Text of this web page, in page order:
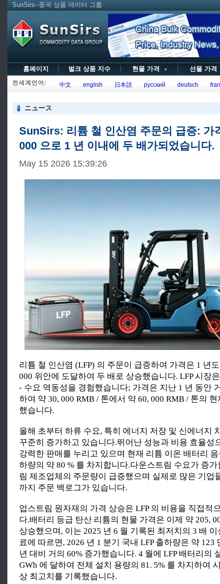
SunSirs--중국 상품 데이터 그룹
홈페이지 벌크 상품 지수 현물 가격 ▼ 선물 가
전세계언어: 中文 english 日本語 русский deutsch
ニュース
SunSirs: 리튬 철 인산염 주문의 급증: 가
000 으로 1 년 이내에 두 배가되었습니다.
May 15 2026 15:39:26
리튬 철 인산염 (LFP) 의 주문이 급증하여 가격은 1 년
000 위안에 도달하여 두 배로 상승했습니다. LFP 시장
- 수요 역동성을 경험했습니다; 가격은 지난 1 년 동안
하여 약 30, 000 RMB / 톤에서 약 60, 000 RMB / 톤의
했습니다.
올해 초부터 하류 수요, 특히 에너지 저장 및 신에너지
꾸준히 증가하고 있습니다.뛰어난 성능과 비용 효율성
강력한 판매를 누리고 있으며 현재 리튬 이온 배터리
하량의 약 80 % 를 차지합니다.다운스트림 수요가 증
림 제조업체의 주문량이 급증했으며 실제로 많은 기업
까지 주문 백로그가 있습니다.
업스트림 원자재의 가격 상승은 LFP 의 비용을 직접적
다.배터리 등급 탄산 리튬의 현물 가격은 이제 약 205,
상승했으며, 이는 2025 년 6 월 기록된 최저치의 3 배
료에 따르면, 2026 년 1 분기 국내 LFP 출하량은 약 123
년 대비 거의 60% 증가했습니다. 4 월에 LFP 배터리의
GWh 에 달하여 전체 설치 용량의 81. 5% 를 차지하여
상 최고치를 기록했습니다.